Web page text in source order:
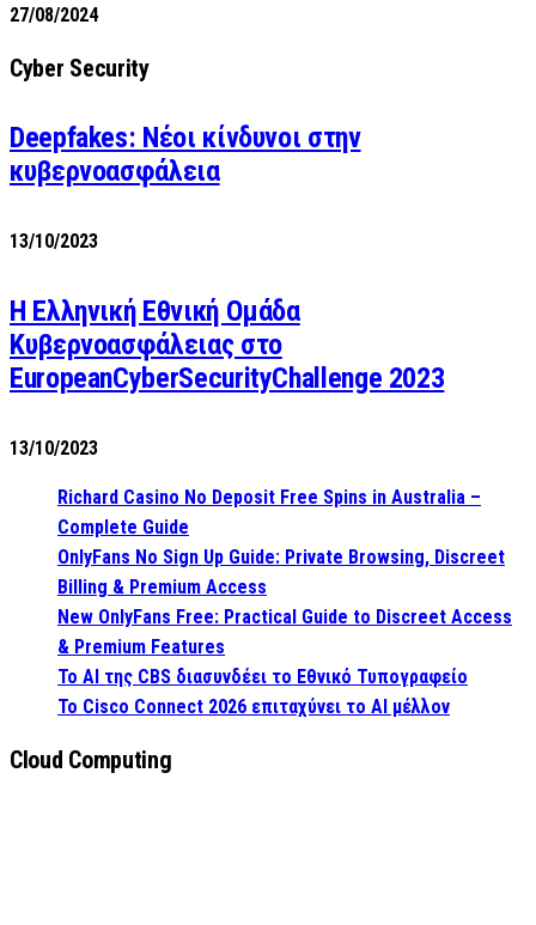
27/08/2024
Cyber Security
Deepfakes: Νέοι κίνδυνοι στην
κυβερνοασφάλεια
13/10/2023
Η Ελληνική Εθνική Ομάδα
Κυβερνοασφάλειας στο
EuropeanCyberSecurityChallenge 2023
13/10/2023
Richard Casino No Deposit Free Spins in Australia –
Complete Guide
OnlyFans No Sign Up Guide: Private Browsing, Discreet
Billing & Premium Access
New OnlyFans Free: Practical Guide to Discreet Access
& Premium Features
Το AI της CBS διασυνδέει το Εθνικό Τυπογραφείο
Το Cisco Connect 2026 επιταχύνει το AI μέλλον
Cloud Computing